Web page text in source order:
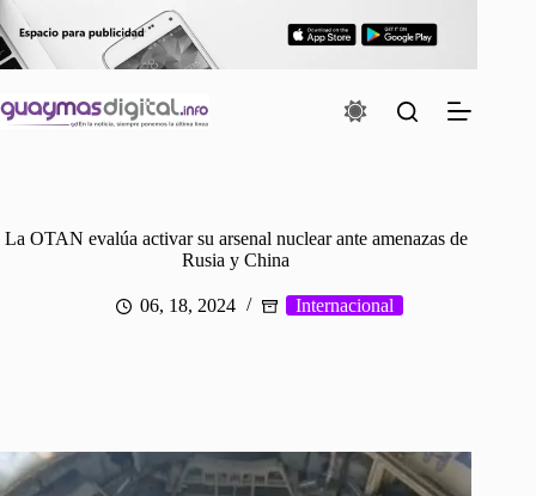
al
contenido
La OTAN evalúa activar su arsenal nuclear ante amenazas de
Rusia y China
06, 18, 2024 Internacional